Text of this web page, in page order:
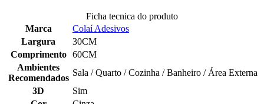
Ficha tecnica do produto
Marca
Colaí Adesivos
Largura
30CM
Comprimento
60CM
Ambientes
Recomendados
Sala / Quarto / Cozinha / Banheiro / Área Externa
3D
Sim